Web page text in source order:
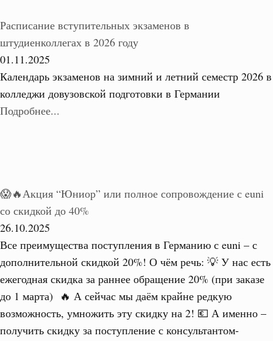
Расписание вступительных экзаменов в
штудиенколлегах в 2026 году
01.11.2025
Календарь экзаменов на зимний и летний семестр 2026 в
колледжи довузовской подготовки в Германии
Подробнее...
😱🔥Акция “Юниор” или полное сопровождение с euni
со скидкой до 40%
26.10.2025
Все преимущества поступления в Германию с euni – с
дополнительной скидкой 20%! О чём речь: 💡 У нас есть
ежегодная скидка за раннее обращение 20% (при заказе
до 1 марта) 🔥 А сейчас мы даём крайне редкую
возможность, умножить эту скидку на 2! 💶 А именно –
получить скидку за поступление с консультантом-